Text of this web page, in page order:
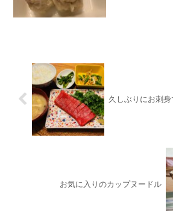
久しぶりにお刺身
お気に入りのカップヌードル